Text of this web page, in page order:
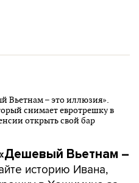
Вьетнам –
историю Ивана,